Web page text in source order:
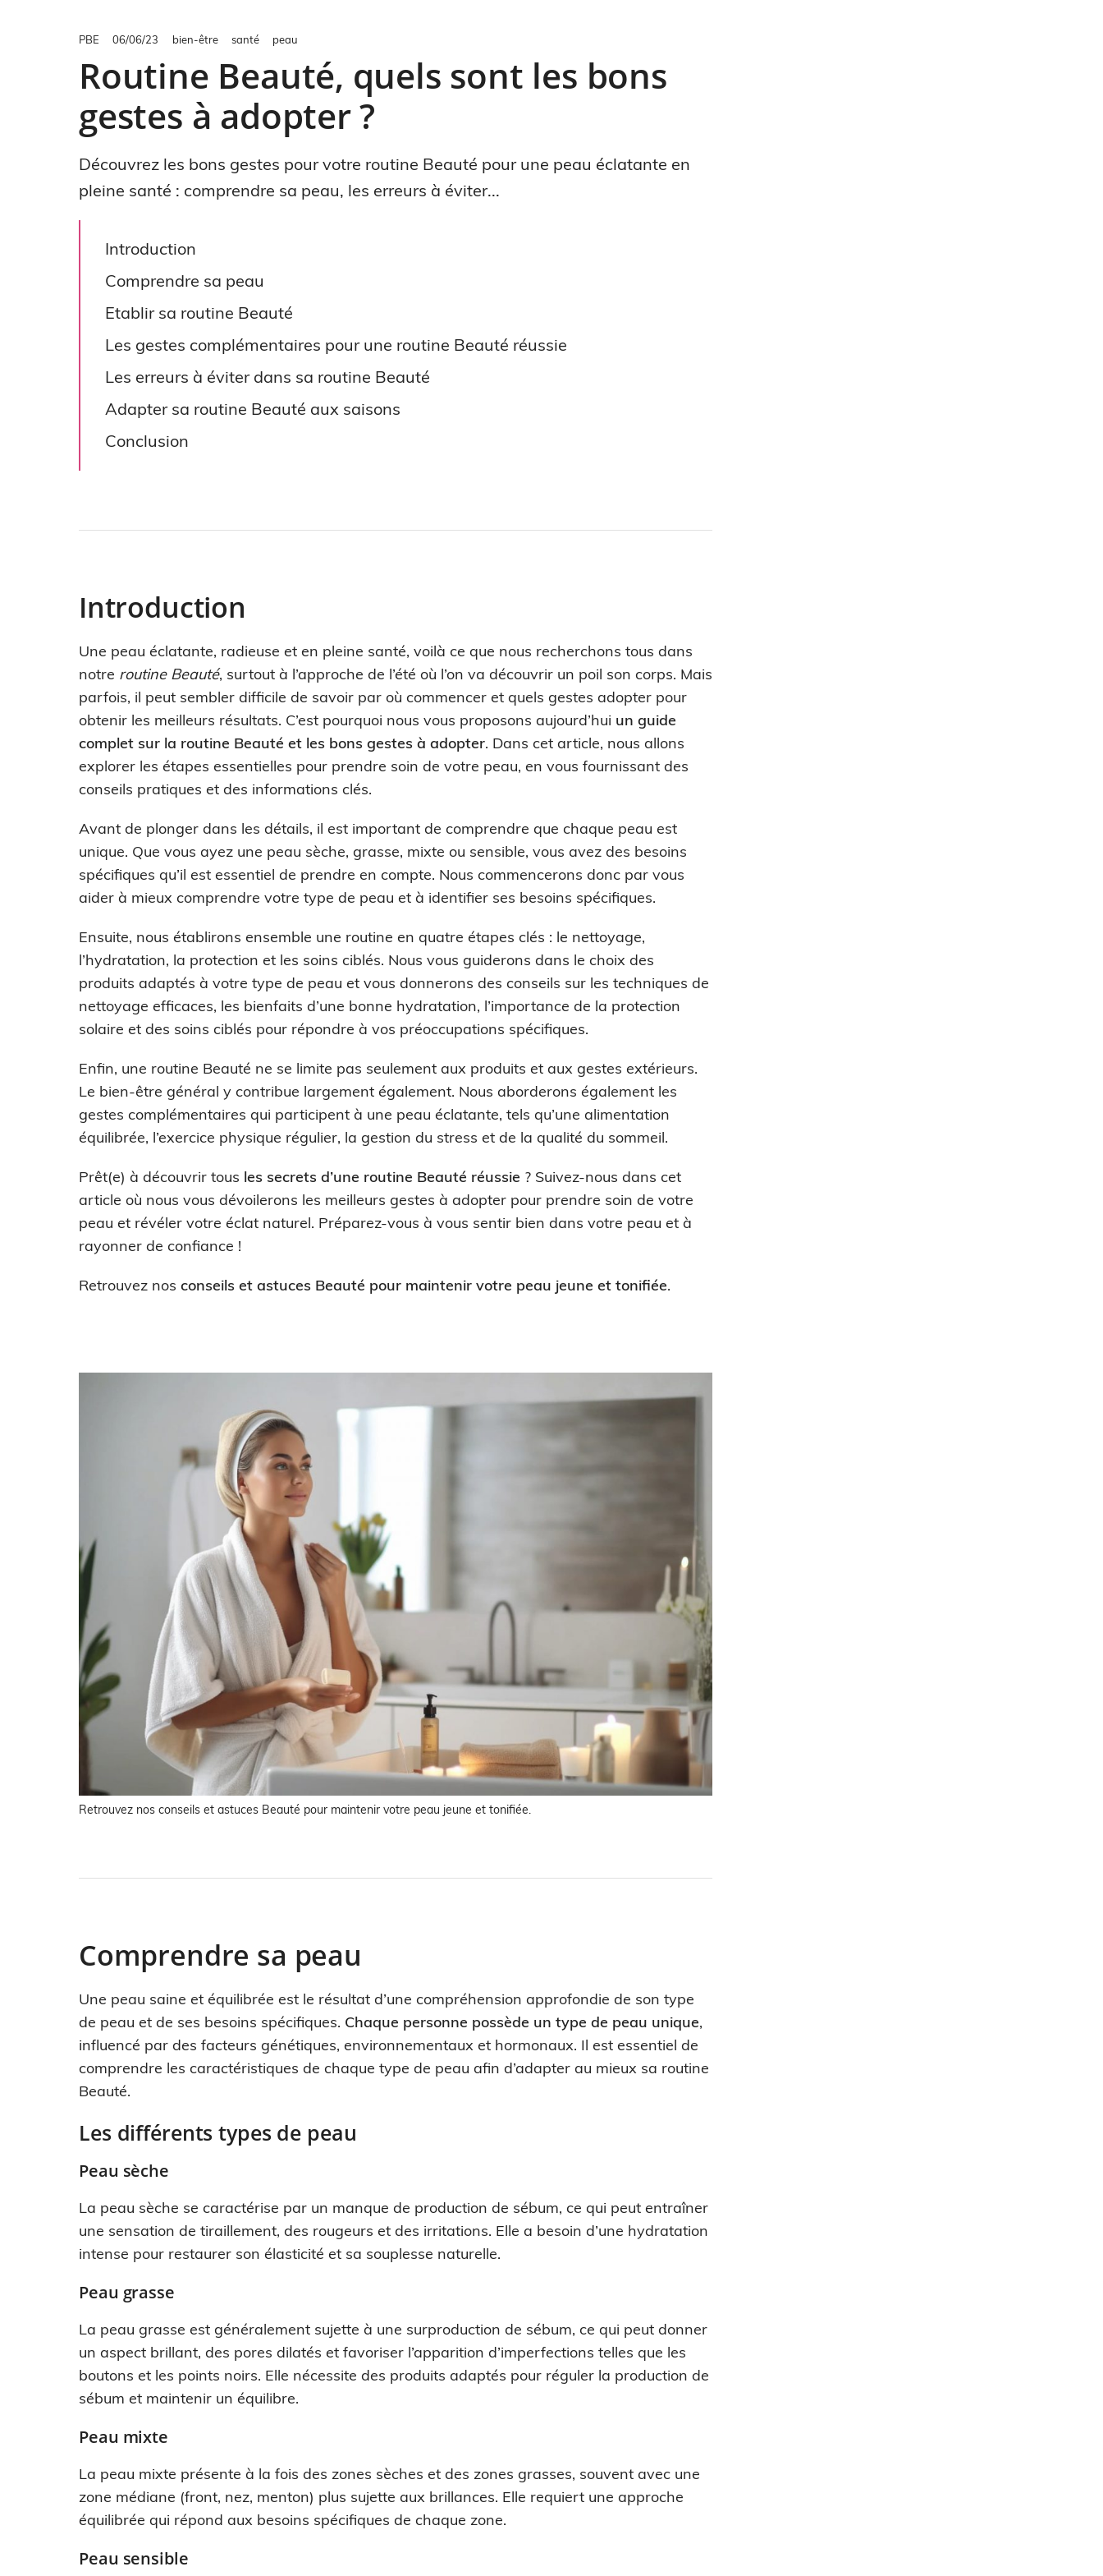
PBE 06/06/23 bien-être santé peau
Routine Beauté, quels sont les bons
gestes à adopter ?
Découvrez les bons gestes pour votre routine Beauté pour une peau éclatante en
pleine santé : comprendre sa peau, les erreurs à éviter...
Introduction
Comprendre sa peau
Etablir sa routine Beauté
Les gestes complémentaires pour une routine Beauté réussie
Les erreurs à éviter dans sa routine Beauté
Adapter sa routine Beauté aux saisons
Conclusion
Introduction
Une peau éclatante, radieuse et en pleine santé, voilà ce que nous recherchons tous dans
notre routine Beauté, surtout à l’approche de l’été où l’on va découvrir un poil son corps. Mais
parfois, il peut sembler difficile de savoir par où commencer et quels gestes adopter pour
obtenir les meilleurs résultats. C’est pourquoi nous vous proposons aujourd’hui un guide
complet sur la routine Beauté et les bons gestes à adopter. Dans cet article, nous allons
explorer les étapes essentielles pour prendre soin de votre peau, en vous fournissant des
conseils pratiques et des informations clés.
Avant de plonger dans les détails, il est important de comprendre que chaque peau est
unique. Que vous ayez une peau sèche, grasse, mixte ou sensible, vous avez des besoins
spécifiques qu’il est essentiel de prendre en compte. Nous commencerons donc par vous
aider à mieux comprendre votre type de peau et à identifier ses besoins spécifiques.
Ensuite, nous établirons ensemble une routine en quatre étapes clés : le nettoyage,
l’hydratation, la protection et les soins ciblés. Nous vous guiderons dans le choix des
produits adaptés à votre type de peau et vous donnerons des conseils sur les techniques de
nettoyage efficaces, les bienfaits d’une bonne hydratation, l’importance de la protection
solaire et des soins ciblés pour répondre à vos préoccupations spécifiques.
Enfin, une routine Beauté ne se limite pas seulement aux produits et aux gestes extérieurs.
Le bien-être général y contribue largement également. Nous aborderons également les
gestes complémentaires qui participent à une peau éclatante, tels qu’une alimentation
équilibrée, l’exercice physique régulier, la gestion du stress et de la qualité du sommeil.
Prêt(e) à découvrir tous les secrets d’une routine Beauté réussie ? Suivez-nous dans cet
article où nous vous dévoilerons les meilleurs gestes à adopter pour prendre soin de votre
peau et révéler votre éclat naturel. Préparez-vous à vous sentir bien dans votre peau et à
rayonner de confiance !
Retrouvez nos conseils et astuces Beauté pour maintenir votre peau jeune et tonifiée.
Retrouvez nos conseils et astuces Beauté pour maintenir votre peau jeune et tonifiée.
Comprendre sa peau
Une peau saine et équilibrée est le résultat d’une compréhension approfondie de son type
de peau et de ses besoins spécifiques. Chaque personne possède un type de peau unique,
influencé par des facteurs génétiques, environnementaux et hormonaux. Il est essentiel de
comprendre les caractéristiques de chaque type de peau afin d’adapter au mieux sa routine
Beauté.
Les différents types de peau
Peau sèche
La peau sèche se caractérise par un manque de production de sébum, ce qui peut entraîner
une sensation de tiraillement, des rougeurs et des irritations. Elle a besoin d’une hydratation
intense pour restaurer son élasticité et sa souplesse naturelle.
Peau grasse
La peau grasse est généralement sujette à une surproduction de sébum, ce qui peut donner
un aspect brillant, des pores dilatés et favoriser l’apparition d’imperfections telles que les
boutons et les points noirs. Elle nécessite des produits adaptés pour réguler la production de
sébum et maintenir un équilibre.
Peau mixte
La peau mixte présente à la fois des zones sèches et des zones grasses, souvent avec une
zone médiane (front, nez, menton) plus sujette aux brillances. Elle requiert une approche
équilibrée qui répond aux besoins spécifiques de chaque zone.
Peau sensible